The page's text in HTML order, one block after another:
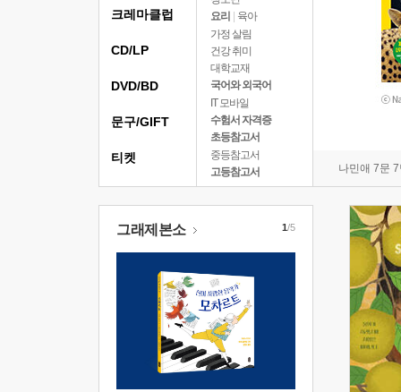
요리
육아
가정 살림
건강 취미
대학교재
국어와 외국어
IT 모바일
수험서 자격증
초등참고서
중등참고서
고등참고서
나민애 7문
크레마클럽
CD/LP
DVD/BD
문구/GIFT
티켓
그래제본소 1/5